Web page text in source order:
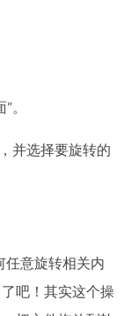
并选择要旋转的
任意旋转相关内
吧！其实这个操